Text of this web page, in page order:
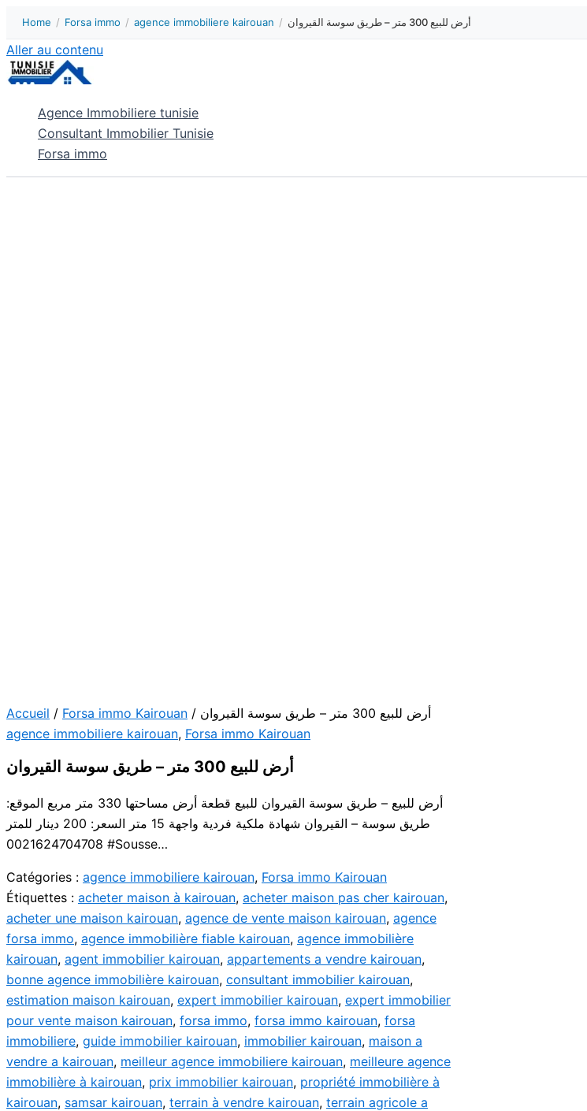
Home / Forsa immo / agence immobiliere kairouan / أرض للبيع 300 متر – طريق سوسة القيروان
Aller au contenu
Agence Immobiliere tunisie
Consultant Immobilier Tunisie
Forsa immo
Accueil / Forsa immo Kairouan
/ أرض للبيع 300 متر – طريق سوسة القيروان
agence immobiliere kairouan, Forsa immo Kairouan
أرض للبيع 300 متر – طريق سوسة القيروان
أرض للبيع – طريق سوسة القيروان للبيع قطعة أرض مساحتها 330 متر مربع الموقع:
طريق سوسة – القيروان شهادة ملكية فردية واجهة 15 متر السعر: 200 دينار للمتر
0021624704708 #Sousse…
Catégories : agence immobiliere kairouan, Forsa immo Kairouan
Étiquettes : acheter maison à kairouan, acheter maison pas cher kairouan,
acheter une maison kairouan, agence de vente maison kairouan, agence
forsa immo, agence immobilière fiable kairouan, agence immobilière
kairouan, agent immobilier kairouan, appartements a vendre kairouan,
bonne agence immobilière kairouan, consultant immobilier kairouan,
estimation maison kairouan, expert immobilier kairouan, expert immobilier
pour vente maison kairouan, forsa immo, forsa immo kairouan, forsa
immobiliere, guide immobilier kairouan, immobilier kairouan, maison a
vendre a kairouan, meilleur agence immobiliere kairouan, meilleure agence
immobilière à kairouan, prix immobilier kairouan, propriété immobilière à
kairouan, samsar kairouan, terrain à vendre kairouan, terrain agricole a